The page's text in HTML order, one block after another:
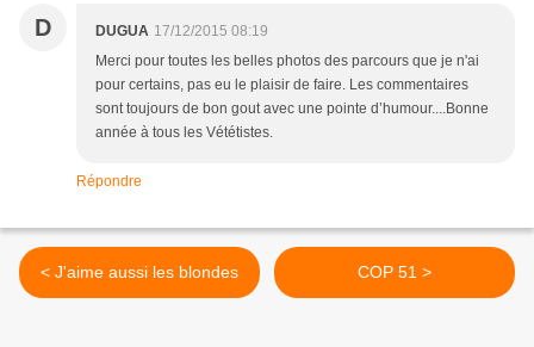
D DUGUA 17/12/2015 08:19
Merci pour toutes les belles photos des parcours que je n'ai
pour certains, pas eu le plaisir de faire. Les commentaires
sont toujours de bon gout avec une pointe d’humour....Bonne
année à tous les Vététistes.
Répondre
< J'aime aussi les blondes COP 51 >